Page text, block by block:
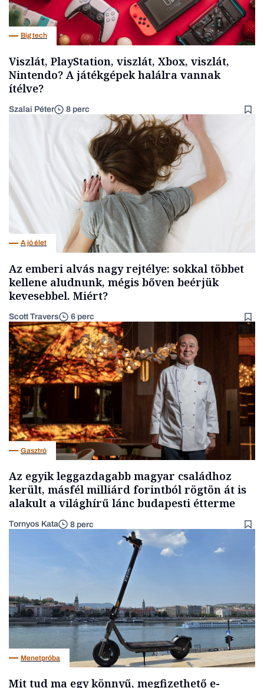
Big tech
Viszlát, PlayStation, viszlát, Xbox, viszlát,
Nintendo? A játékgépek halálra vannak
ítélve?
Szalai Péter 8 perc
A jó élet
Az emberi alvás nagy rejtélye: sokkal többet
kellene aludnunk, mégis bőven beérjük
kevesebbel. Miért?
Scott Travers 6 perc
Gasztró
Az egyik leggazdagabb magyar családhoz
került, másfél milliárd forintból rögtön át is
alakult a világhírű lánc budapesti étterme
Tornyos Kata 8 perc
Menetpróba
Mit tud ma egy könnyű, megfizethető e-